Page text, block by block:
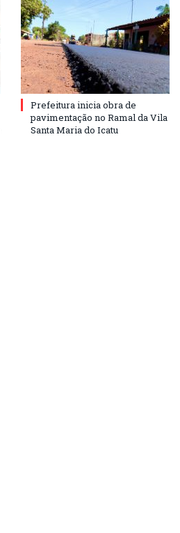
Prefeitura inicia obra de
pavimentação no Ramal da Vila
Santa Maria do Icatu